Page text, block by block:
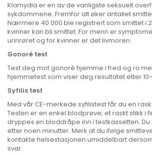
Klamydia er en av de vanligste seksuelt
sykdommene. Fremfor alt øker antallet
Nærmere 40 000 ble registrert som smittet i
kvinner kan bli smittet. For menn er
urinrøret og for kvinner er det livmoren.
Gonoré test
Test deg mot gonoré hjemme i fred og ro
hjemmetest som viser deg resultatet etter
Syfilis test
Med vår CE-merkede syfilistest får du en
Testen er en enkel blodprøve; et raskt stikk i
dryppes en bloddråpe inn i testkassetten.
etter noen minutter. Merk at du ifølge
kontakte helsestasjonen umiddelbart
svar.